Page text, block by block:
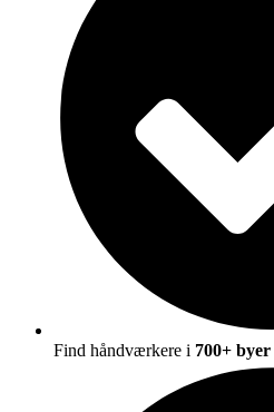
Find håndværkere i 700+ byer